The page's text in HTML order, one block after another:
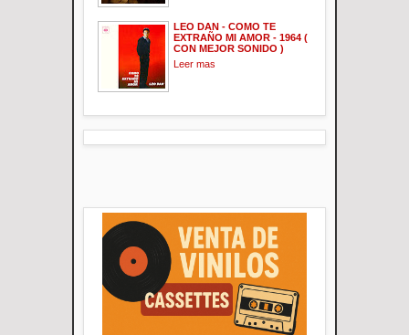
LEO DAN - COMO TE
EXTRAÑO MI AMOR - 1964 (
CON MEJOR SONIDO )
Leer mas